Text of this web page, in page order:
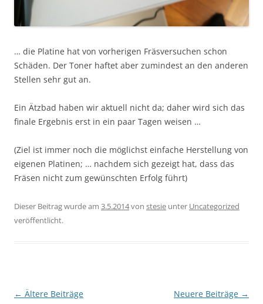
… die Platine hat von vorherigen Fräsversuchen schon
Schäden. Der Toner haftet aber zumindest an den anderen
Stellen sehr gut an.
Ein Ätzbad haben wir aktuell nicht da; daher wird sich das
finale Ergebnis erst in ein paar Tagen weisen …
(Ziel ist immer noch die möglichst einfache Herstellung von
eigenen Platinen; … nachdem sich gezeigt hat, dass das
Fräsen nicht zum gewünschten Erfolg führt)
Dieser Beitrag wurde am 3.5.2014von stesie unter Uncategorized
veröffentlicht.
Beitragsnavigation
← Ältere Beiträge Neuere Beiträge →